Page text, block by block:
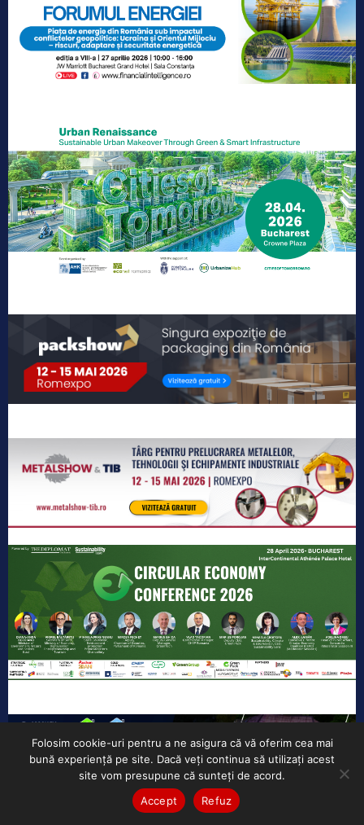
Folosim cookie-uri pentru a ne asigura că vă oferim cea mai
bună experiență pe site. Dacă veți continua să utilizați acest
site vom presupune că sunteți de acord.
Accept
Refuz